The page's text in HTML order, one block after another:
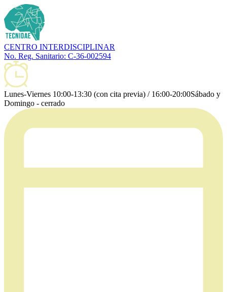
CENTRO INTERDISCIPLINAR
No. Reg. Sanitario: C-36-002594
Lunes-Viernes 10:00-13:30 (con cita previa) / 16:00-20:00Sábado y
Domingo - cerrado